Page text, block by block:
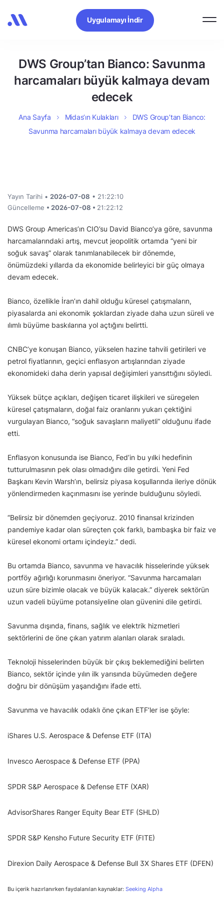
Uygulamayı İndir
DWS Group’tan Bianco: Savunma
harcamaları büyük kalmaya devam
edecek
Ana Sayfa Midas’ın Kulakları
DWS Group’tan Bianco:
Savunma harcamaları büyük kalmaya devam edecek
Yayın Tarihi • 2026-07-08 • 21:22:10
Güncelleme • 2026-07-08 • 21:22:12
DWS Group Americas’ın CIO’su David Bianco’ya göre, savunma
harcamalarındaki artış, mevcut jeopolitik ortamda “yeni bir
soğuk savaş” olarak tanımlanabilecek bir dönemde,
önümüzdeki yıllarda da ekonomide belirleyici bir güç olmaya
devam edecek.
Bianco, özellikle İran’ın dahil olduğu küresel çatışmaların,
piyasalarda ani ekonomik şoklardan ziyade daha uzun süreli ve
ılımlı büyüme baskılarına yol açtığını belirtti.
CNBC’ye konuşan Bianco, yükselen hazine tahvili getirileri ve
petrol fiyatlarının, geçici enflasyon artışlarından ziyade
ekonomideki daha derin yapısal değişimleri yansıttığını söyledi.
Yüksek bütçe açıkları, değişen ticaret ilişkileri ve süregelen
küresel çatışmaların, doğal faiz oranlarını yukarı çektiğini
vurgulayan Bianco, “soğuk savaşların maliyetli” olduğunu ifade
etti.
Enflasyon konusunda ise Bianco, Fed’in bu yılki hedefinin
tutturulmasının pek olası olmadığını dile getirdi. Yeni Fed
Başkanı Kevin Warsh’ın, belirsiz piyasa koşullarında ileriye dönük
yönlendirmeden kaçınmasını ise yerinde bulduğunu söyledi.
“Belirsiz bir dönemden geçiyoruz. 2010 finansal krizinden
pandemiye kadar olan süreçten çok farklı, bambaşka bir faiz ve
küresel ekonomi ortamı içindeyiz.” dedi.
Bu ortamda Bianco, savunma ve havacılık hisselerinde yüksek
portföy ağırlığı korunmasını öneriyor. “Savunma harcamaları
uzun süre bizimle olacak ve büyük kalacak.” diyerek sektörün
uzun vadeli büyüme potansiyeline olan güvenini dile getirdi.
Savunma dışında, finans, sağlık ve elektrik hizmetleri
sektörlerini de öne çıkan yatırım alanları olarak sıraladı.
Teknoloji hisselerinden büyük bir çıkış beklemediğini belirten
Bianco, sektör içinde yılın ilk yarısında büyümeden değere
doğru bir dönüşüm yaşandığını ifade etti.
Savunma ve havacılık odaklı öne çıkan ETF’ler ise şöyle:
iShares U.S. Aerospace & Defense ETF (ITA)
Invesco Aerospace & Defense ETF (PPA)
SPDR S&P Aerospace & Defense ETF (XAR)
AdvisorShares Ranger Equity Bear ETF (SHLD)
SPDR S&P Kensho Future Security ETF (FITE)
Direxion Daily Aerospace & Defense Bull 3X Shares ETF (DFEN)
Bu içerik hazırlanırken faydalanılan kaynaklar: Seeking Alpha